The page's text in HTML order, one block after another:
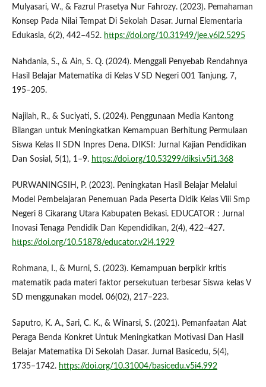
Mulyasari, W., & Fazrul Prasetya Nur Fahrozy. (2023). Pemahaman
Konsep Pada Nilai Tempat Di Sekolah Dasar. Jurnal Elementaria
Edukasia, 6(2), 442–452. https://doi.org/10.31949/jee.v6i2.5295
Nahdania, S., & Ain, S. Q. (2024). Menggali Penyebab Rendahnya
Hasil Belajar Matematika di Kelas V SD Negeri 001 Tanjung. 7,
195–205.
Najilah, R., & Suciyati, S. (2024). Penggunaan Media Kantong
Bilangan untuk Meningkatkan Kemampuan Berhitung Permulaan
Siswa Kelas II SDN Inpres Dena. DIKSI: Jurnal Kajian Pendidikan
Dan Sosial, 5(1), 1–9. https://doi.org/10.53299/diksi.v5i1.368
PURWANINGSIH, P. (2023). Peningkatan Hasil Belajar Melalui
Model Pembelajaran Penemuan Pada Peserta Didik Kelas Viii Smp
Negeri 8 Cikarang Utara Kabupaten Bekasi. EDUCATOR : Jurnal
Inovasi Tenaga Pendidik Dan Kependidikan, 2(4), 422–427.
https://doi.org/10.51878/educator.v2i4.1929
Rohmana, I., & Murni, S. (2023). Kemampuan berpikir kritis
matematik pada materi faktor persekutuan terbesar Siswa kelas V
SD menggunakan model. 06(02), 217–223.
Saputro, K. A., Sari, C. K., & Winarsi, S. (2021). Pemanfaatan Alat
Peraga Benda Konkret Untuk Meningkatkan Motivasi Dan Hasil
Belajar Matematika Di Sekolah Dasar. Jurnal Basicedu, 5(4),
1735–1742. https://doi.org/10.31004/basicedu.v5i4.992